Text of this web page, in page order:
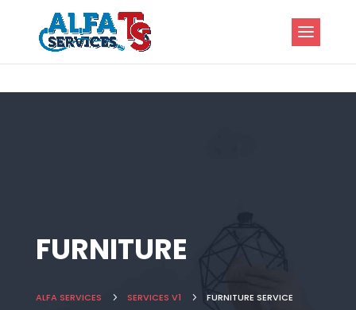
FURNITURE
ALFA SERVICES 5 SERVICES V1 5 FURNITURE SERVICE